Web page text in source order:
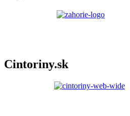
Cintoriny.sk